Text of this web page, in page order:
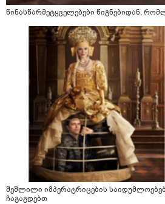
წინასწარმეტყველებები წიგნებიდან,
შეშლილი იმპერატრიცების
ჩაგაგდებთ